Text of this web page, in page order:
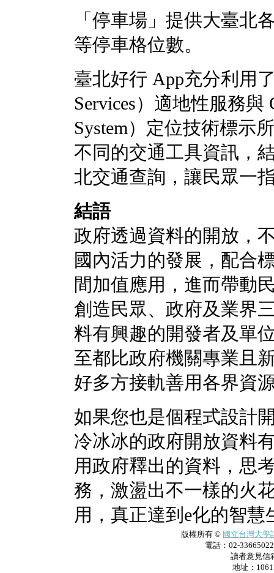
「停車場」提供大臺北
等停車格位數。
臺北好行 App充分利用
Services）適地性服務與
System）定位技術標示
不同的交通工具資訊，
北交通查詢，讓民眾一
結語
政府透過資料的開放，
國內活力的發展，配合
間加值應用，進而帶動
創造民眾、政府及業界
料有興趣的開發者及單
至都比政府機關專業且
好多方接軌善用各界資
如果您也是個程式設計
冷冰冰的政府開放資料
用政府釋出的資料，思
務，激盪出不一樣的火
用，真正達到e化的智慧
版權所有 © 國立台灣大
電話：02-
讀者意見信
地址：